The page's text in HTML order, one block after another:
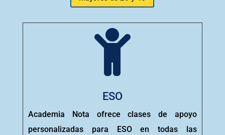

ESO
Academia Nota ofrece clases de apoyo
personalizadas para ESO en todas las